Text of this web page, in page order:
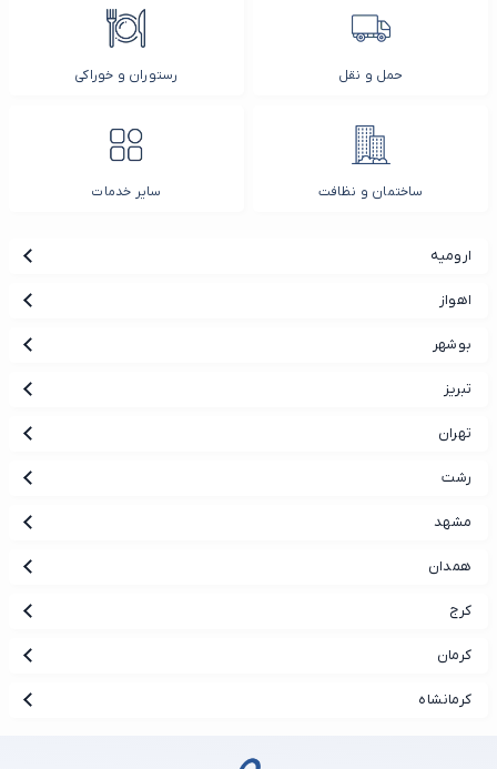
حمل و نقل رستوران و خوراکی
ساختمان و نظافت سایر خدمات
ارومیه
اهواز
بوشهر
تبریز
تهران
رشت
مشهد
همدان
کرج
کرمان
کرمانشاه